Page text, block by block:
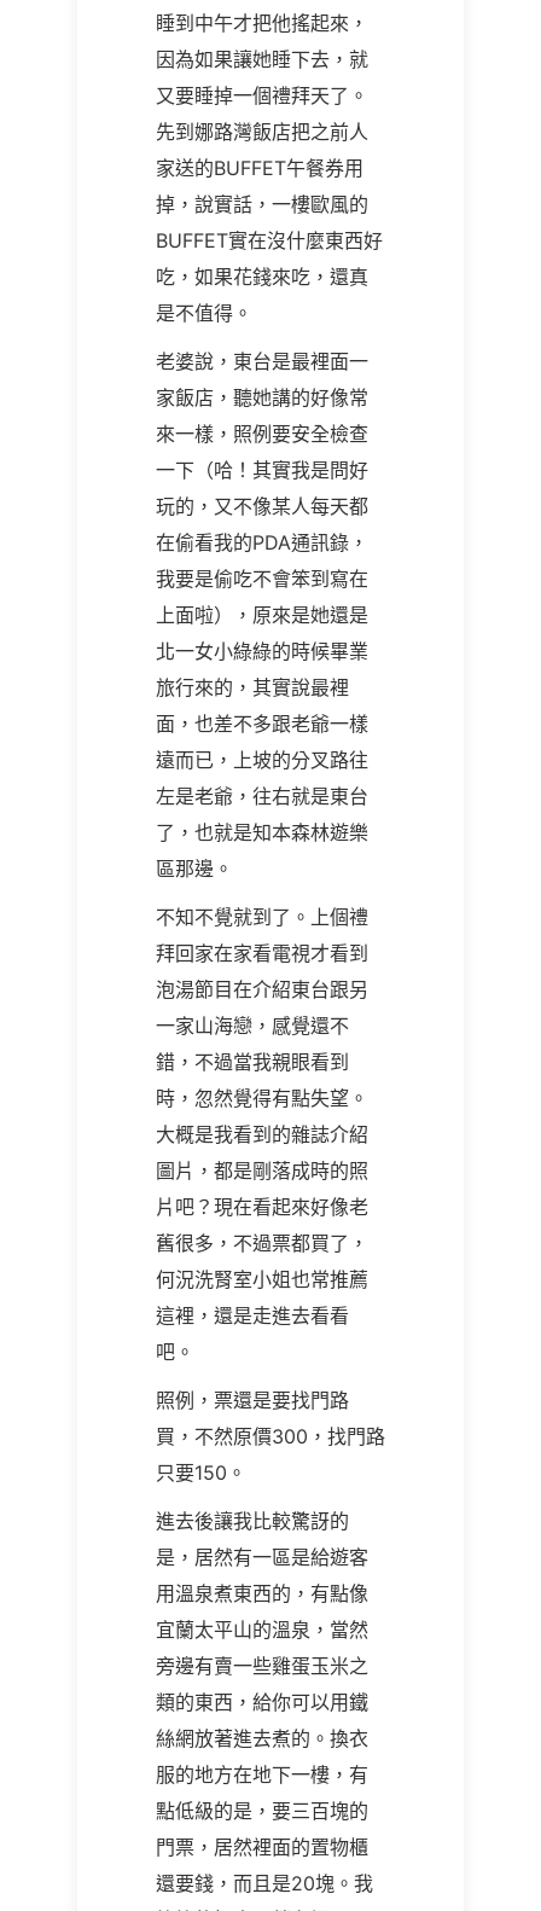
睡到中午才把他搖起來，
因為如果讓她睡下去，就
又要睡掉一個禮拜天了。
先到娜路灣飯店把之前人
家送的BUFFET午餐券用
掉，說實話，一樓歐風的
BUFFET實在沒什麼東西好
吃，如果花錢來吃，還真
是不值得。
老婆說，東台是最裡面一
家飯店，聽她講的好像常
來一樣，照例要安全檢查
一下（哈！其實我是問好
玩的，又不像某人每天都
在偷看我的PDA通訊錄，
我要是偷吃不會笨到寫在
上面啦），原來是她還是
北一女小綠綠的時候畢業
旅行來的，其實說最裡
面，也差不多跟老爺一樣
遠而已，上坡的分叉路往
左是老爺，往右就是東台
了，也就是知本森林遊樂
區那邊。
不知不覺就到了。上個禮
拜回家在家看電視才看到
泡湯節目在介紹東台跟另
一家山海戀，感覺還不
錯，不過當我親眼看到
時，忽然覺得有點失望。
大概是我看到的雜誌介紹
圖片，都是剛落成時的照
片吧？現在看起來好像老
舊很多，不過票都買了，
何況洗腎室小姐也常推薦
這裡，還是走進去看看
吧。
照例，票還是要找門路
買，不然原價300，找門路
只要150。
進去後讓我比較驚訝的
是，居然有一區是給遊客
用溫泉煮東西的，有點像
宜蘭太平山的溫泉，當然
旁邊有賣一些雞蛋玉米之
類的東西，給你可以用鐵
絲網放著進去煮的。換衣
服的地方在地下一樓，有
點低級的是，要三百塊的
門票，居然裡面的置物櫃
還要錢，而且是20塊。我